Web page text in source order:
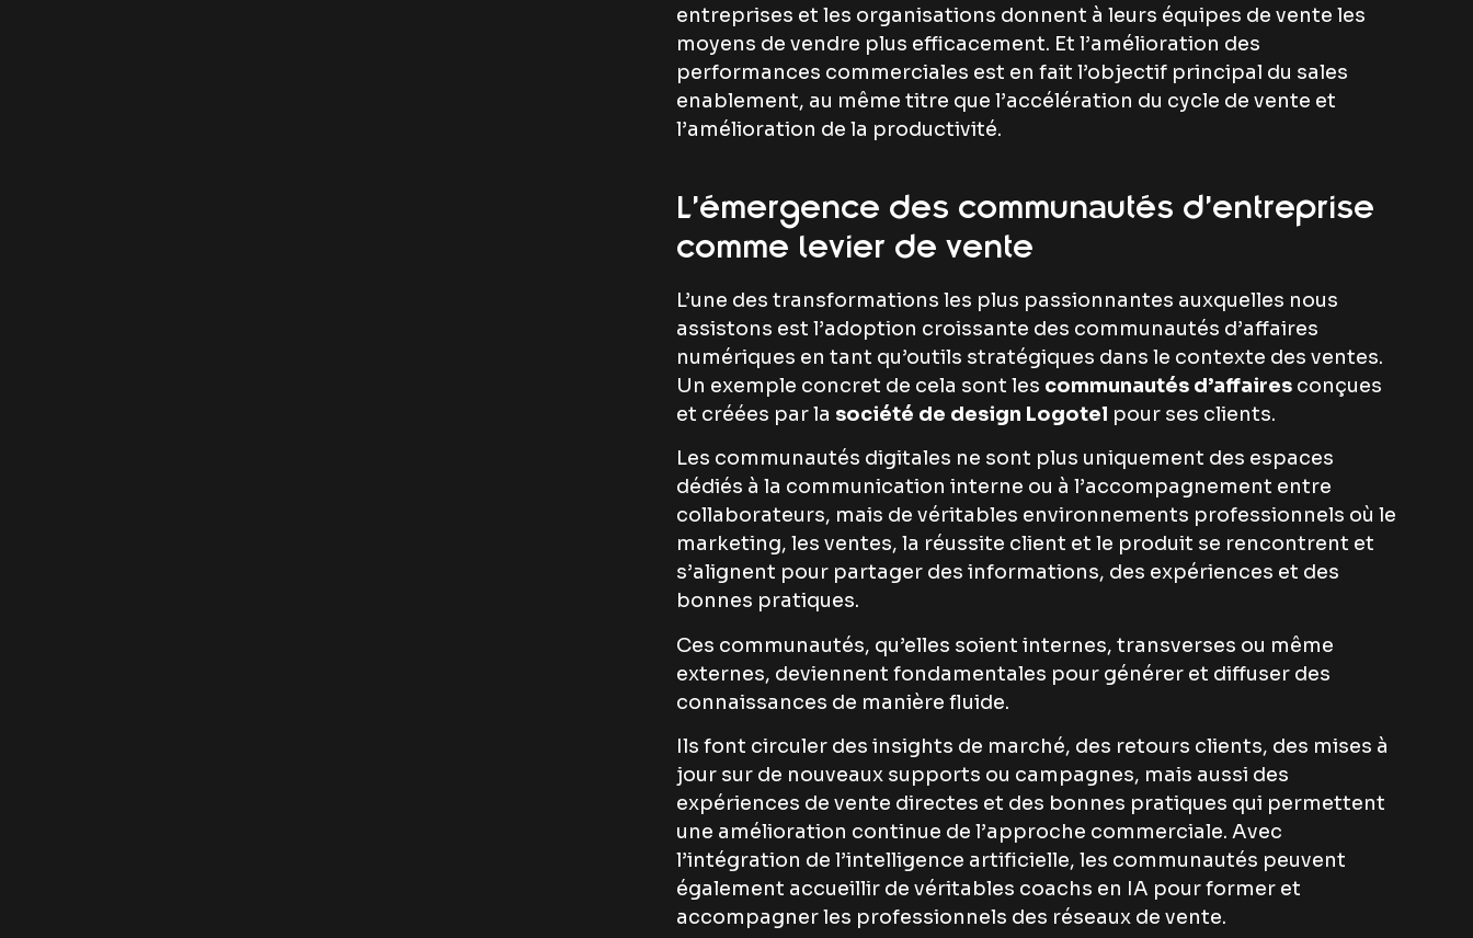
entreprises et les organisations donnent à leurs équipes de vente les
moyens de vendre plus efficacement. Et l’amélioration des
performances commerciales est en fait l’objectif principal du sales
enablement, au même titre que l’accélération du cycle de vente et
l’amélioration de la productivité.
L’émergence des communautés d’entreprise
comme levier de vente
L’une des transformations les plus passionnantes auxquelles nous
assistons est l’adoption croissante des communautés d’affaires
numériques en tant qu’outils stratégiques dans le contexte des ventes.
Un exemple concret de cela sont les communautés d’affaires conçues
et créées par la société de design Logotel pour ses clients.
Les communautés digitales ne sont plus uniquement des espaces
dédiés à la communication interne ou à l’accompagnement entre
collaborateurs, mais de véritables environnements professionnels où le
marketing, les ventes, la réussite client et le produit se rencontrent et
s’alignent pour partager des informations, des expériences et des
bonnes pratiques.
Ces communautés, qu’elles soient internes, transverses ou même
externes, deviennent fondamentales pour générer et diffuser des
connaissances de manière fluide.
Ils font circuler des insights de marché, des retours clients, des mises à
jour sur de nouveaux supports ou campagnes, mais aussi des
expériences de vente directes et des bonnes pratiques qui permettent
une amélioration continue de l’approche commerciale. Avec
l’intégration de l’intelligence artificielle, les communautés peuvent
également accueillir de véritables coachs en IA pour former et
accompagner les professionnels des réseaux de vente.